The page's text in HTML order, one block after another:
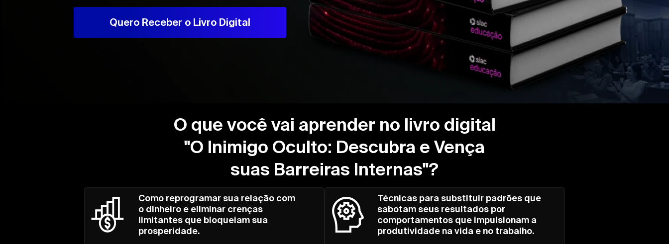
Quero Receber o Livro Digital
O que você vai aprender no livro digital
"O Inimigo Oculto: Descubra e Vença
suas Barreiras Internas"?
Como reprogramar sua relação com
o dinheiro e eliminar crenças
limitantes que bloqueiam sua
prosperidade.
Técnicas para substituir padrões que
sabotam seus resultados por
comportamentos que impulsionam a
produtividade na vida e no trabalho.